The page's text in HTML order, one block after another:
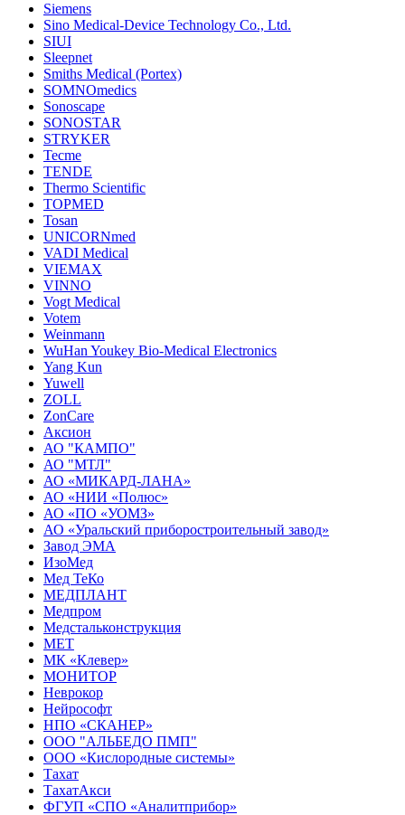
Siemens
Sino Medical-Device Technology Co., Ltd.
SIUI
Sleepnet
Smiths Medical (Portex)
SOMNOmedics
Sonoscape
SONOSTAR
STRYKER
Tecme
TENDE
Thermo Scientific
TOPMED
Tosan
UNICORNmed
VADI Medical
VIEMAX
VINNO
Vogt Medical
Votem
Weinmann
WuHan Youkey Bio-Medical Electronics
Yang Kun
Yuwell
ZOLL
ZonCare
Аксион
АО "КАМПО"
АО "МТЛ"
АО «МИКАРД-ЛАНА»
АО «НИИ «Полюс»
АО «ПО «УОМЗ»
АО «Уральский приборостроительный завод»
Завод ЭМА
ИзоМед
Мед ТеКо
МЕДПЛАНТ
Медпром
Медстальконструкция
МЕТ
МК «Клевер»
МОНИТОР
Неврокор
Нейрософт
НПО «СКАНЕР»
ООО "АЛЬБЕДО ПМП"
ООО «Кислородные системы»
Тахат
ТахатАкси
ФГУП «СПО «Аналитприбор»